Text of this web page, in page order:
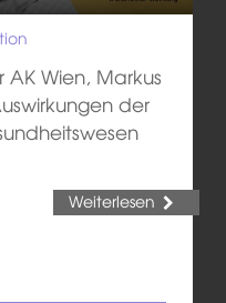
Wien, Markus
der
Weiterlesen